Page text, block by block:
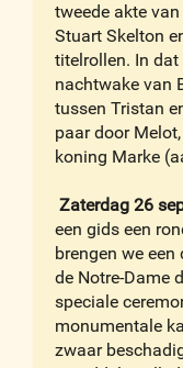
tweede akte
Stuart Skelton
titelrollen. In
nachtwake van
tussen Tristan
paar door
koning Marke
Zaterdag 26
een gids een
brengen we
de Notre-Dame
speciale
monumentale
zwaar